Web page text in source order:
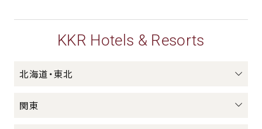
KKR Hotels & Resorts
北海道・東北
関東